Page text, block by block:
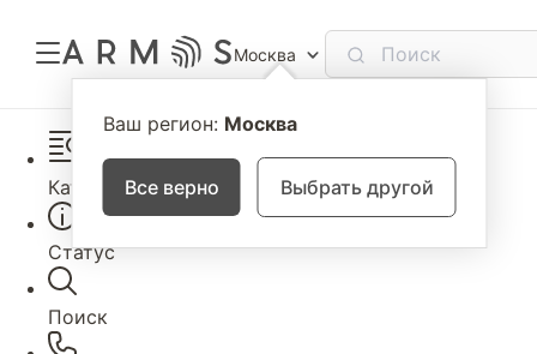
Москва
Ваш регион: Москва
Все верно Выбрать другой
Каталог
Статус
Поиск